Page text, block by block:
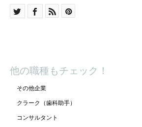
他の職種もチェック！
その他企業
クラーク（歯科助手）
コンサルタント